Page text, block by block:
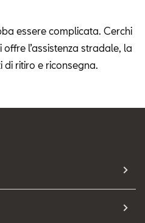
essere complicata. Cerchi
offre l’assistenza stradale, la
di ritiro e riconsegna.